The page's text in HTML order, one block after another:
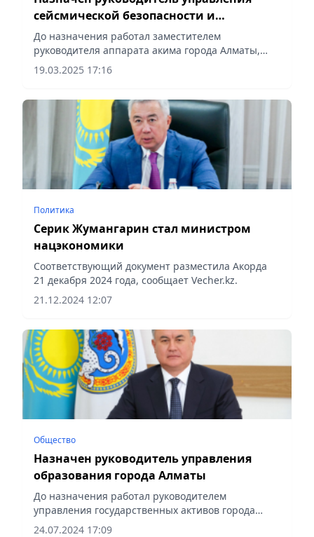
сейсмической безопасности и
мобилизационной подготовки Алматы
До назначения работал заместителем
руководителя аппарата акима города Алматы,
сообщает Vecher.kz.
19.03.2025 17:16
Политика
Серик Жумангарин стал министром
нацэкономики
Соответствующий документ разместила Акорда
21 декабря 2024 года, сообщает Vecher.kz.
21.12.2024 12:07
Общество
Назначен руководитель управления
образования города Алматы
До назначения работал руководителем
управления государственных активов города
Алматы, сообщает Vecher.kz.
24.07.2024 17:09